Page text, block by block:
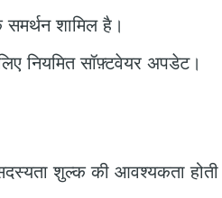
शामिल है।
नियमित सॉफ़्टवेयर अपडेट।
शुल्क की आवश्यकता होती